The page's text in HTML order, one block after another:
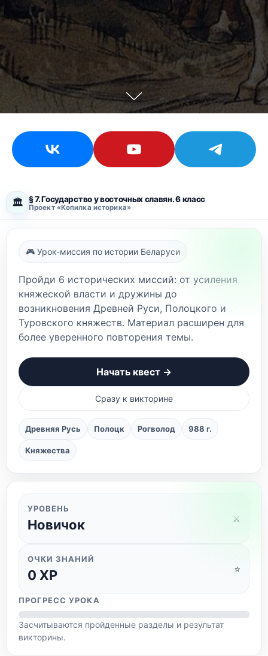
🏛️ § 7. Государство у восточных славян. 6 класс
Проект «Копилка историка»
🎮 Урок-миссия по истории Беларуси
Пройди 6 исторических миссий: от усиления
княжеской власти и дружины до
возникновения Древней Руси, Полоцкого и
Туровского княжеств. Материал расширен для
более уверенного повторения темы.
Начать квест →
Сразу к викторине
Древняя Русь Полоцк Рогволод 988 г.
Княжества
УРОВЕНЬ
Новичок ⚔️
ОЧКИ ЗНАНИЙ
0 XP ⭐
ПРОГРЕСС УРОКА
Засчитываются пройденные разделы и результат
викторины.